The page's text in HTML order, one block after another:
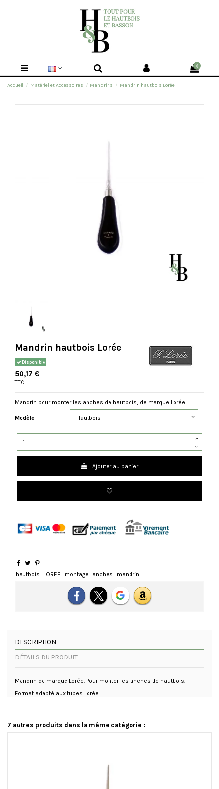
0
Accueil Matériel et Accessoires Mandrins Mandrin hautbois Lorée
Mandrin hautbois Lorée
Disponible
50,17 €
TTC
Mandrin pour monter les anches de hautbois, de marque Lorée.
Modèle
Ajouter au panier
hautbois LOREE montage anches mandrin
DESCRIPTION
DÉTAILS DU PRODUIT
Mandrin de marque Lorée. Pour monter les anches de hautbois.
Format adapté aux tubes Lorée.
7 autres produits dans la même catégorie :